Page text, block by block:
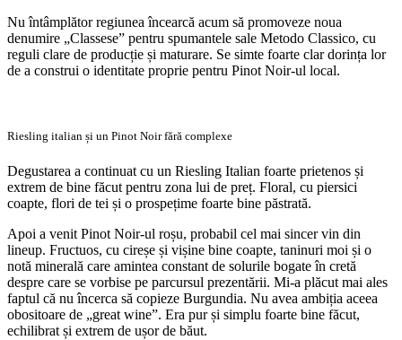
Nu întâmplător regiunea încearcă acum să promoveze noua
denumire „Classese” pentru spumantele sale Metodo Classico, cu
reguli clare de producție și maturare. Se simte foarte clar dorința lor
de a construi o identitate proprie pentru Pinot Noir-ul local.
Riesling italian și un Pinot Noir fără complexe
Degustarea a continuat cu un Riesling Italian foarte prietenos și
extrem de bine făcut pentru zona lui de preț. Floral, cu piersici
coapte, flori de tei și o prospețime foarte bine păstrată.
Apoi a venit Pinot Noir-ul roșu, probabil cel mai sincer vin din
lineup. Fructuos, cu cireșe și vișine bine coapte, taninuri moi și o
notă minerală care amintea constant de solurile bogate în cretă
despre care se vorbise pe parcursul prezentării. Mi-a plăcut mai ales
faptul că nu încerca să copieze Burgundia. Nu avea ambiția aceea
obositoare de „great wine”. Era pur și simplu foarte bine făcut,
echilibrat și extrem de ușor de băut.